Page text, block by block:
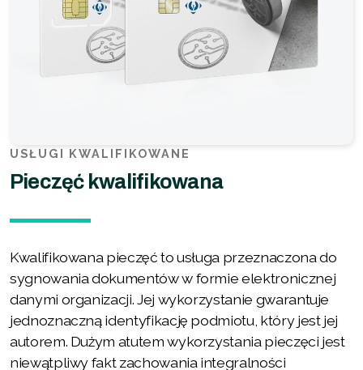
USŁUGI KWALIFIKOWANE
Pieczęć kwalifikowana
Kwalifikowana pieczęć to usługa przeznaczona do
sygnowania dokumentów w formie elektronicznej
danymi organizacji. Jej wykorzystanie gwarantuje
jednoznaczną identyfikację podmiotu, który jest jej
autorem. Dużym atutem wykorzystania pieczęci jest
niewątpliwy fakt zachowania integralności